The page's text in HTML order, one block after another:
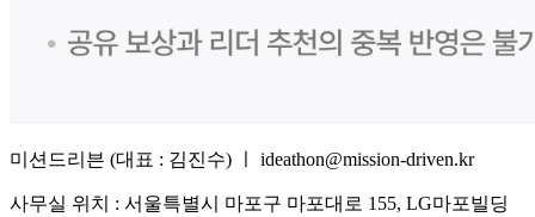
미션드리븐 (대표 : 김진수) ㅣ ideathon@mission-driven.kr
사무실 위치 : 서울특별시 마포구 마포대로 155, LG마포빌딩